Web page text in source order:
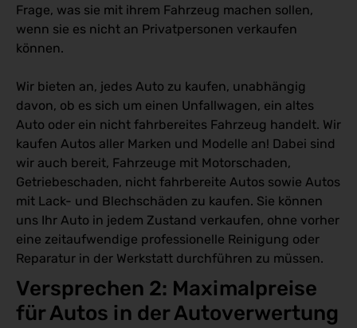
Frage, was sie mit ihrem Fahrzeug machen sollen,
wenn sie es nicht an Privatpersonen verkaufen
können.
Wir bieten an, jedes Auto zu kaufen, unabhängig
davon, ob es sich um einen Unfallwagen, ein altes
Auto oder ein nicht fahrbereites Fahrzeug handelt. Wir
kaufen Autos aller Marken und Modelle an! Dabei sind
wir auch bereit, Fahrzeuge mit Motorschaden,
Getriebeschaden, nicht fahrbereite Autos sowie Autos
mit Lack- und Blechschäden zu kaufen. Sie können
uns Ihr Auto in jedem Zustand verkaufen, ohne vorher
eine zeitaufwendige professionelle Reinigung oder
Reparatur in der Werkstatt durchführen zu müssen.
Versprechen 2: Maximalpreise
für Autos in der Autoverwertung